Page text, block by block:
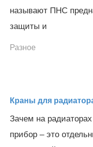
называют ПНС
защиты и
Разное
Краны для
Зачем на
прибор – это